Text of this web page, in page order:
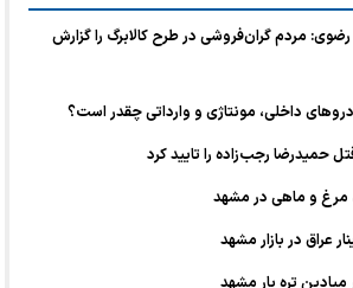
رضوی: مردم گران‌فروشی در طرح کالابرگ را گزارش
داخلی، مونتاژی و وارداتی چقدر است؟
حمیدرضا رجب‌زاده را تایید کرد
و ماهی در مشهد
عراق در بازار مشهد
تره بار مشهد